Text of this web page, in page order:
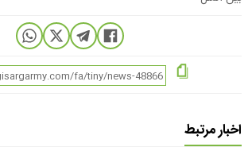
اخبار مرتبط